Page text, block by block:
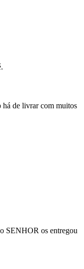
há de livrar com muitos
SENHOR os entregou